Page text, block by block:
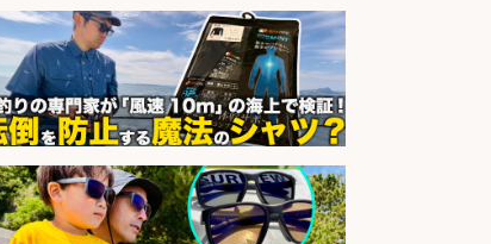
補募集
会社名 酒場あらかぶ 酒場あらかぶ
sponsored by 求人ボックス
レジ打ち/日払いOK/おさかなの三枚
おろし/新潟県/小千谷市
会社名 株式会社G&G